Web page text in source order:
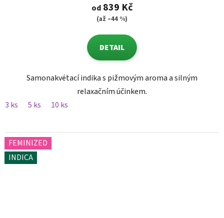
od839 Kč
(až –44 %)
DETAIL
Samonakvétací indika s pižmovým aroma a silným
relaxačním účinkem.
3 ks
5 ks 10 ks
FEMINIZED
INDICA